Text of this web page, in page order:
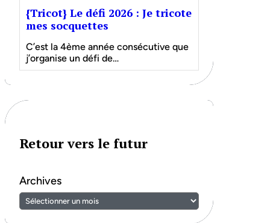
{Tricot} Le défi 2026 : Je tricote
mes socquettes
C’est la 4ème année consécutive que
j’organise un défi de…
Retour vers le futur
Archives